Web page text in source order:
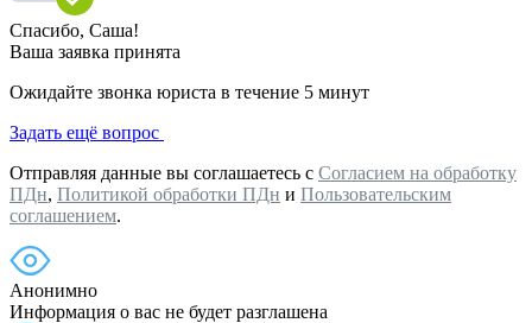
Спасибо, Саша!
Ваша заявка принята
Ожидайте звонка юриста в течение 5 минут
Задать ещё вопрос
Отправляя данные вы соглашаетесь с Согласием на обработку
ПДн, Политикой обработки ПДн и Пользовательским
соглашением.
Анонимно
Информация о вас не будет разглашена